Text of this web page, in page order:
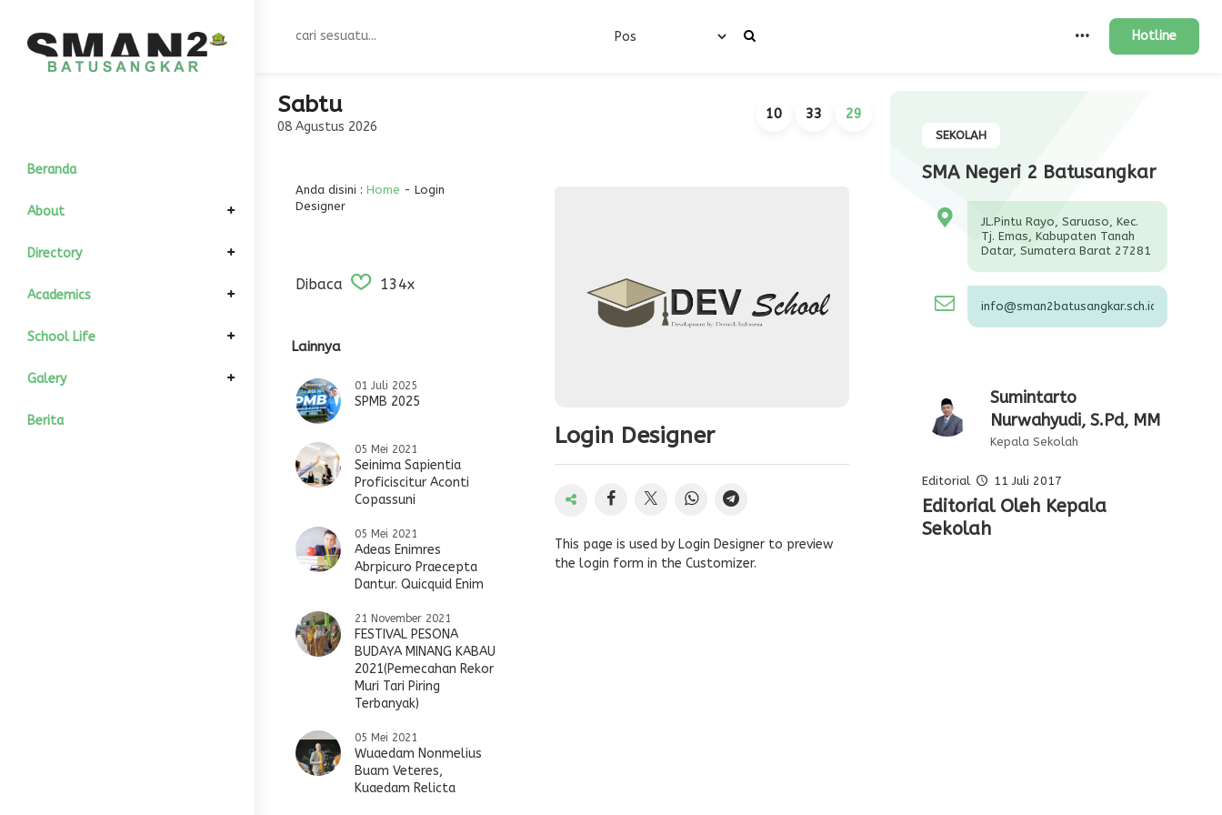
Beranda
About
Elemen Pimpinan
Komite Sekolah
Kepala Sekolah
Wakil Kurikulum
Wakil Kesiswaan
Informasi Umum
Sejarah
Visi dan Misi
Tujuan Sekolah
Struktur Organisasi
Kondisi Siswa
Motto
Directory
GTK
All Siswa
Download
Alumni
Academics
Kalender Akademik
Departement
IPA
School Life
Fasilitas
Agenda
Galery
Photo
Berita
Hotline
Sabtu
08 Agustus 2026
10 33 30
Login Designer
This page is used by Login Designer to preview
the login form in the Customizer.
Anda disini : Home - Login
Designer
Dibaca 134x
Lainnya
01 Juli 2025
SPMB 2025
05 Mei 2021
Seinima Sapientia
Proficiscitur Aconti
Copassuni
05 Mei 2021
Adeas Enimres
Abrpicuro Praecepta
Dantur. Quicquid Enim
21 November 2021
FESTIVAL PESONA
BUDAYA MINANG KABAU
2021(Pemecahan Rekor
Muri Tari Piring
Terbanyak)
05 Mei 2021
Wuaedam Nonmelius
Buam Veteres,
Kuaedam Relicta
SEKOLAH
SMA Negeri 2 Batusangkar
JL.Pintu Rayo, Saruaso, Kec.
Tj. Emas, Kabupaten Tanah
Datar, Sumatera Barat 27281
info@sman2batusangkar.sch.id
Sumintarto
Nurwahyudi, S.Pd, MM
Kepala Sekolah
Pelajaran Serta
Keteladanan Dari Para
Tugas Kepala Sekolah
Sebagai Pembina Siswa
Editorial 11 Juli 2017
Editorial Oleh Kepala
Sekolah
Membentuk Karakter Siswa
Di Sekolah